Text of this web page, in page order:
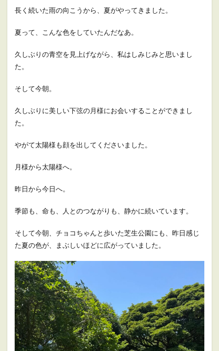
長く続いた雨の向こうから、夏がやってきました。
夏って、こんな色をしていたんだなあ。
久しぶりの青空を見上げながら、私はしみじみと思いまし
た。
そして今朝。
久しぶりに美しい下弦の月様にお会いすることができまし
た。
やがて太陽様も顔を出してくださいました。
月様から太陽様へ。
昨日から今日へ。
季節も、命も、人とのつながりも、静かに続いています。
そして今朝、チョコちゃんと歩いた芝生公園にも、昨日感じ
た夏の色が、まぶしいほどに広がっていました。